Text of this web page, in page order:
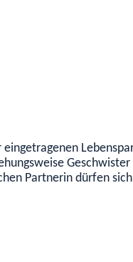
Geschwister
Partnerin dürfen sich